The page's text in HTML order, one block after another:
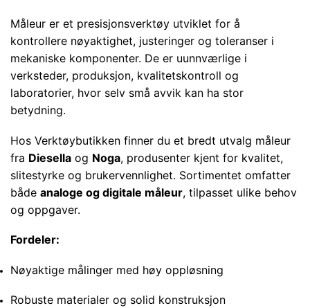
Måleur er et presisjonsverktøy utviklet for å
kontrollere nøyaktighet, justeringer og toleranser i
mekaniske komponenter. De er uunnværlige i
verksteder, produksjon, kvalitetskontroll og
laboratorier, hvor selv små avvik kan ha stor
betydning.
Hos Verktøybutikken finner du et bredt utvalg måleur
fra Diesella og Noga, produsenter kjent for kvalitet,
slitestyrke og brukervennlighet. Sortimentet omfatter
både analoge og digitale måleur, tilpasset ulike behov
og oppgaver.
Fordeler:
Nøyaktige målinger med høy oppløsning
Robuste materialer og solid konstruksjon